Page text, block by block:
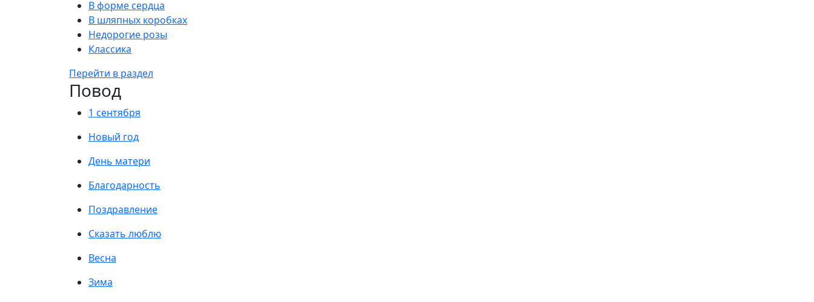
В форме сердца
В шляпных коробках
Недорогие розы
Классика
Перейти в раздел
Повод
1 сентября
Новый год
День матери
Благодарность
Поздравление
Сказать люблю
Весна
Зима